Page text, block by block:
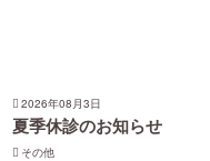
2026年08月3日
夏季休診のお知らせ
その他